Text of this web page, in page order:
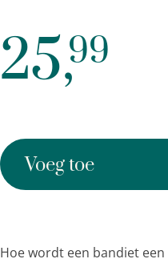
25,99
Voeg toe
Hoe wordt een bandiet